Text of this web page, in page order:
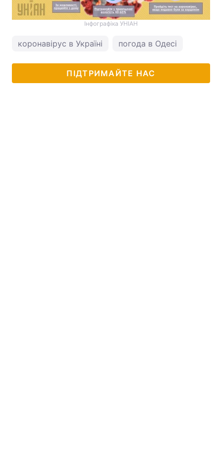
Інфографіка УНІАН
коронавірус в Україні погода в Одесі
ПІДТРИМАЙТЕ НАС